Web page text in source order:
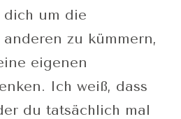
dich um die
zu kümmern,
eigenen
Ich weiß, dass
du tatsächlich mal